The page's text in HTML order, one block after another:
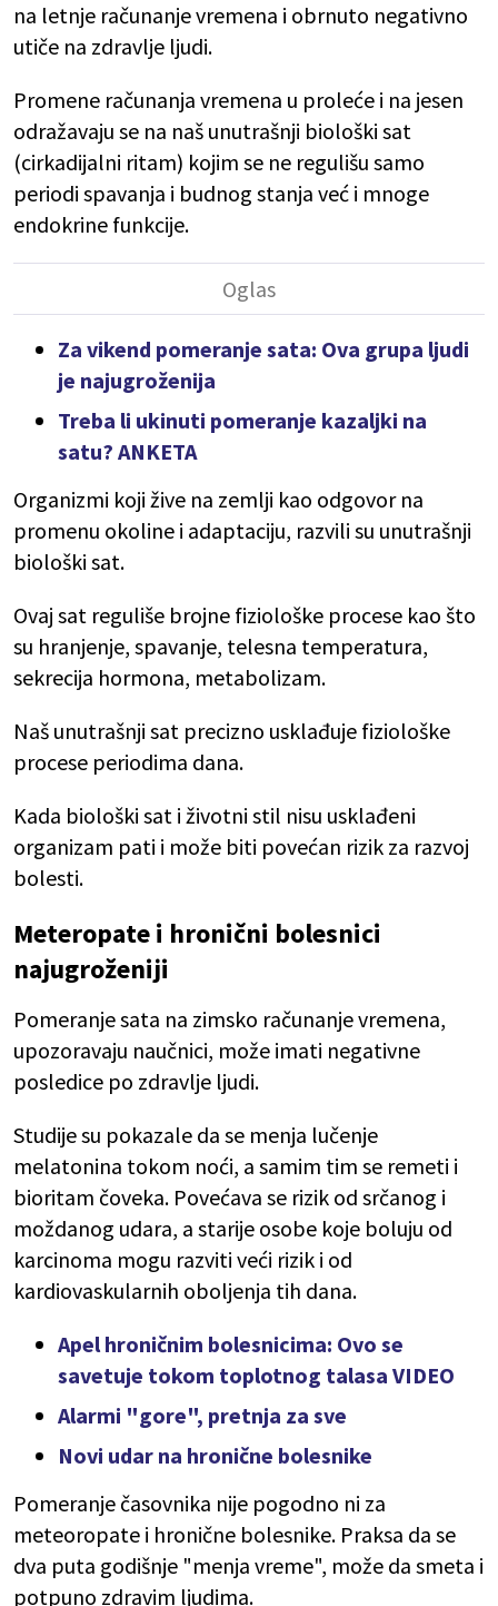
na letnje računanje vremena i obrnuto negativno
utiče na zdravlje ljudi.
Promene računanja vremena u proleće i na jesen
odražavaju se na naš unutrašnji biološki sat
(cirkadijalni ritam) kojim se ne regulišu samo
periodi spavanja i budnog stanja već i mnoge
endokrine funkcije.
Za vikend pomeranje sata: Ova grupa ljudi
je najugroženija
Treba li ukinuti pomeranje kazaljki na
satu? ANKETA
Organizmi koji žive na zemlji kao odgovor na
promenu okoline i adaptaciju, razvili su unutrašnji
biološki sat.
Ovaj sat reguliše brojne fiziološke procese kao što
su hranjenje, spavanje, telesna temperatura,
sekrecija hormona, metabolizam.
Naš unutrašnji sat precizno usklađuje fiziološke
procese periodima dana.
Kada biološki sat i životni stil nisu usklađeni
organizam pati i može biti povećan rizik za razvoj
bolesti.
Meteropate i hronični bolesnici
najugroženiji
Pomeranje sata na zimsko računanje vremena,
upozoravaju naučnici, može imati negativne
posledice po zdravlje ljudi.
Studije su pokazale da se menja lučenje
melatonina tokom noći, a samim tim se remeti i
bioritam čoveka. Povećava se rizik od srčanog i
moždanog udara, a starije osobe koje boluju od
karcinoma mogu razviti veći rizik i od
kardiovaskularnih oboljenja tih dana.
Apel hroničnim bolesnicima: Ovo se
savetuje tokom toplotnog talasa VIDEO
Alarmi "gore", pretnja za sve
Novi udar na hronične bolesnike
Pomeranje časovnika nije pogodno ni za
meteoropate i hronične bolesnike. Praksa da se
dva puta godišnje "menja vreme", može da smeta i
potpuno zdravim ljudima.